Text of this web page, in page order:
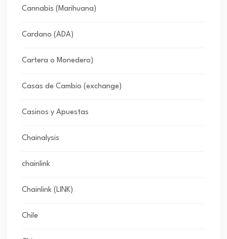
Cannabis (Marihuana)
Cardano (ADA)
Cartera o Monedero)
Casas de Cambio (exchange)
Casinos y Apuestas
Chainalysis
chainlink
Chainlink (LINK)
Chile